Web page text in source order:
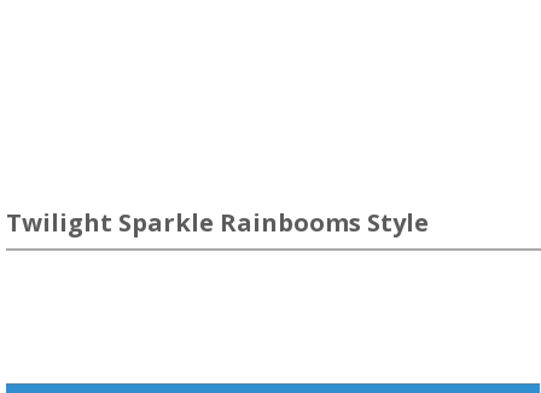
Twilight Sparkle Rainbooms Style